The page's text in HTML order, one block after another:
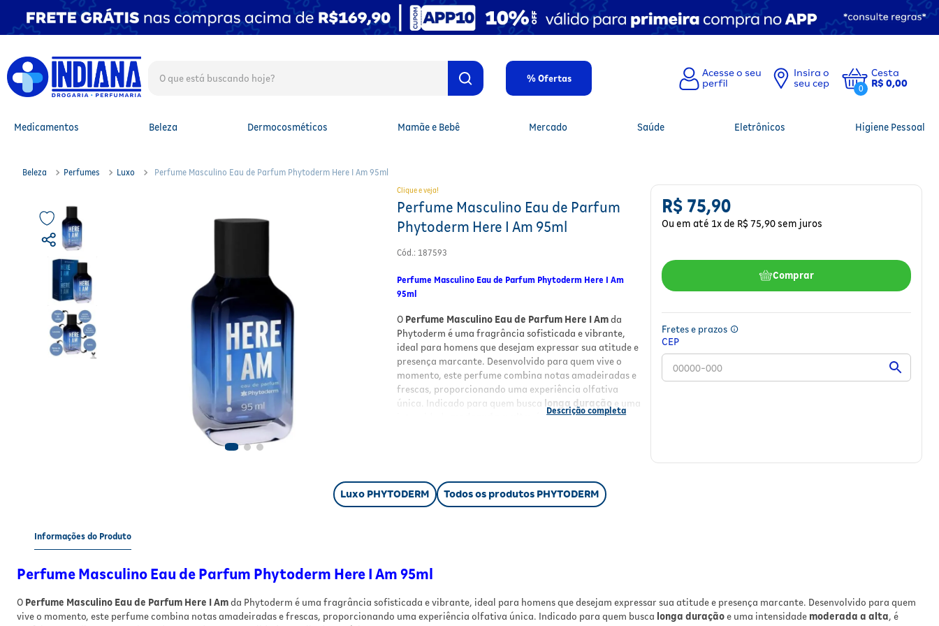
% Ofertas
Insira o
seu cep
0
Cesta
R$ 0,00
Medicamentos Beleza Dermocosméticos Mamãe e Bebê Mercado Saúde Eletrônicos Higiene Pessoal
Beleza Perfumes Luxo Perfume Masculino Eau de Parfum Phytoderm Here I Am 95ml
Clique e veja!
Perfume Masculino Eau de Parfum
Phytoderm Here I Am 95ml
Cód.: 187593
Perfume Masculino Eau de Parfum Phytoderm Here I Am
95ml
O Perfume Masculino Eau de Parfum Here I Amda
Phytoderm é uma fragrância sofisticada e vibrante,
ideal para homens que desejam expressar sua atitude e
presença marcante. Desenvolvido para quem vive o
momento, este perfume combina notas amadeiradas e
frescas, proporcionando uma experiência olfativa
única. Indicado para quem busca longa duração e uma
, é perfeito para diversas
Longa duraçãopara manter a fragrância por
horas.
100% vegano
Desenvolvido porperfumistas internacionais,
garantindo qualidade e sofisticação.
R$ 75,90
Ou em até 1x de R$ 75,90sem juros
Comprar
Fretes e prazos
CEP
Luxo PHYTODERM Todos os produtos PHYTODERM
Informações do Produto
Perfume Masculino Eau de Parfum Phytoderm Here I Am 95ml
O Perfume Masculino Eau de Parfum Here I Amda Phytoderm é uma fragrância sofisticada e vibrante, ideal para homens que desejam expressar sua atitude e presença marcante. Desenvolvido para quem
vive o momento, este perfume combina notas amadeiradas e frescas, proporcionando uma experiência olfativa única. Indicado para quem busca longa duraçãoe uma intensidade moderada a alta, é
TERMOS MAIS BUSCADOS
1º
fralda
protetor solar facial